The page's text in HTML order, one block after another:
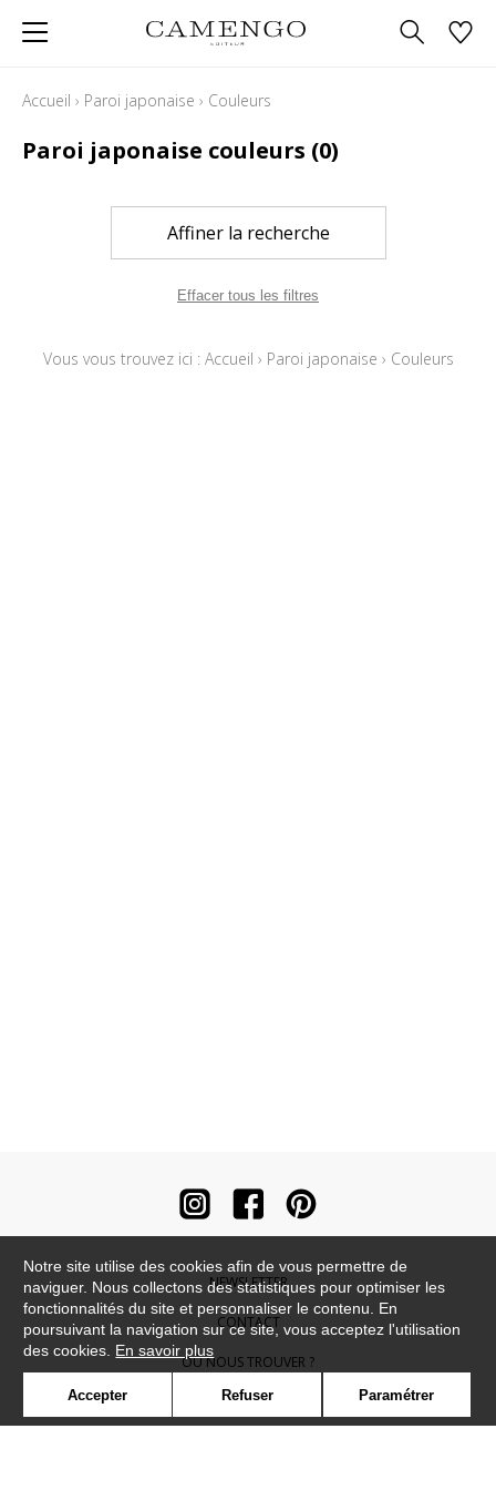
Accueil › Paroi japonaise › Couleurs
Paroi japonaise couleurs (0)
Affiner la recherche
Effacer tous les filtres
Vous vous trouvez ici : Accueil › Paroi japonaise › Couleurs
NEWSLETTER
CONTACT
OÙ NOUS TROUVER ?
CONTRACT
Notre site utilise des cookies afin de vous permettre de
naviguer. Nous collectons des statistiques pour optimiser les
fonctionnalités du site et personnaliser le contenu. En
poursuivant la navigation sur ce site, vous acceptez l'utilisation
des cookies. En savoir plus
Accepter Refuser Paramétrer